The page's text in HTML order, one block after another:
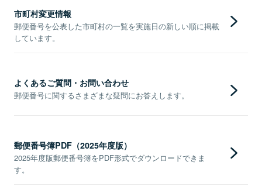
市町村変更情報
郵便番号を公表した市町村の一覧を実施日の新しい順に掲載
しています。
よくあるご質問・お問い合わせ
郵便番号に関するさまざまな疑問にお答えします。
郵便番号簿PDF（2025年度版）
2025年度版郵便番号簿をPDF形式でダウンロードできま
す。